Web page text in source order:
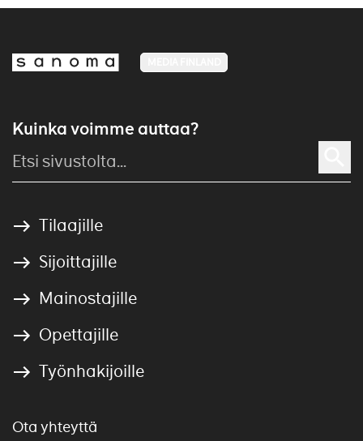
Kuinka voimme auttaa?
Tilaajille
Sijoittajille
Mainostajille
Opettajille
Työnhakijoille
Ota yhteyttä